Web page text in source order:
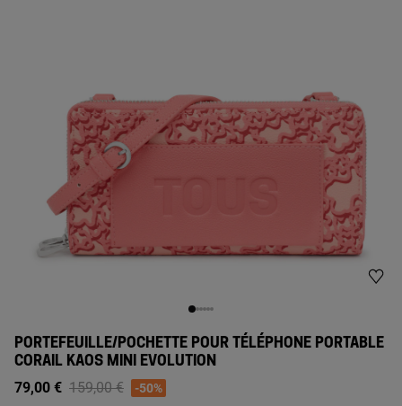
PORTEFEUILLE/POCHETTE POUR TÉLÉPHONE PORTABLE
CORAIL KAOS MINI EVOLUTION
79,00 € Price reduced from
159,00 €to-50%